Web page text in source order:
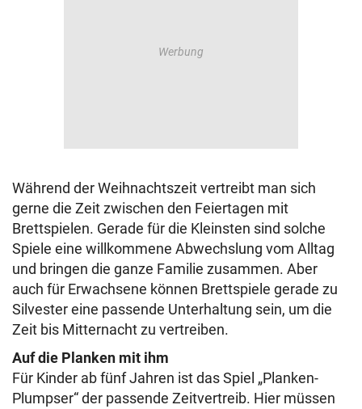
Während der Weihnachtszeit vertreibt man sich
gerne die Zeit zwischen den Feiertagen mit
Brettspielen. Gerade für die Kleinsten sind solche
Spiele eine willkommene Abwechslung vom Alltag
und bringen die ganze Familie zusammen. Aber
auch für Erwachsene können Brettspiele gerade zu
Silvester eine passende Unterhaltung sein, um die
Zeit bis Mitternacht zu vertreiben.
Auf die Planken mit ihm
Für Kinder ab fünf Jahren ist das Spiel „Planken-
Plumpser“ der passende Zeitvertreib. Hier müssen